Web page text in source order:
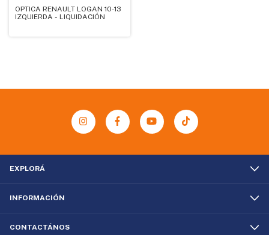
OPTICA RENAULT LOGAN 10-13
IZQUIERDA - LIQUIDACIÓN
EXPLORÁ
INFORMACIÓN
CONTACTÁNOS